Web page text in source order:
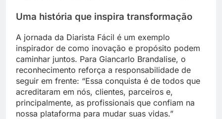
Uma história que inspira transformação
A jornada da Diarista Fácil é um exemplo
inspirador de como inovação e propósito podem
caminhar juntos. Para Giancarlo Brandalise, o
reconhecimento reforça a responsabilidade de
seguir em frente: “Essa conquista é de todos que
acreditaram em nós, clientes, parceiros e,
principalmente, as profissionais que confiam na
nossa plataforma para mudar suas vidas.”